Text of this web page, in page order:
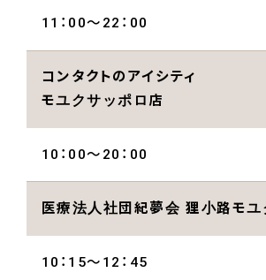
11：00～22：00
コンタクトのアイシティ
モユクサッポロ店
10：00～20：00
医療法人社団紀夢会 狸小路モユ
10：15～12：45